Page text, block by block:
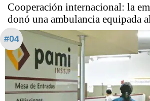
Cooperación internacional: la
donó una ambulancia equipada
#04